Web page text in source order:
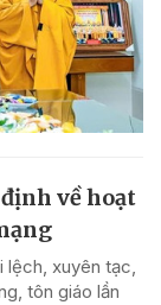
về hoạt
lệch, xuyên tạc,
tôn giáo lần